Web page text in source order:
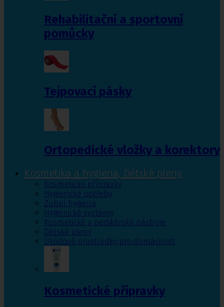
Rehabilitační a sportovní
pomůcky
Tejpovací pásky
Ortopedické vložky a korektory
Kosmetika a hygiena, Dětské pleny
Kosmetické přípravky
Hygienické potřeby
Zubní hygiena
Hygienické systémy
Kosmetické a pedikérské nástroje
Dětské pleny
Úklidové prostředky pro domácnost
Kosmetické přípravky